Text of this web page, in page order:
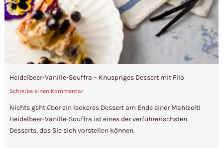
Heidelbeer-Vanille-Souffra – Knuspriges Dessert mit Filo
Schreibe einen Kommentar
Nichts geht über ein leckeres Dessert am Ende einer Mahlzeit!
Heidelbeer-Vanille-Souffra ist eines der verführerischsten
Desserts, das Sie sich vorstellen können.